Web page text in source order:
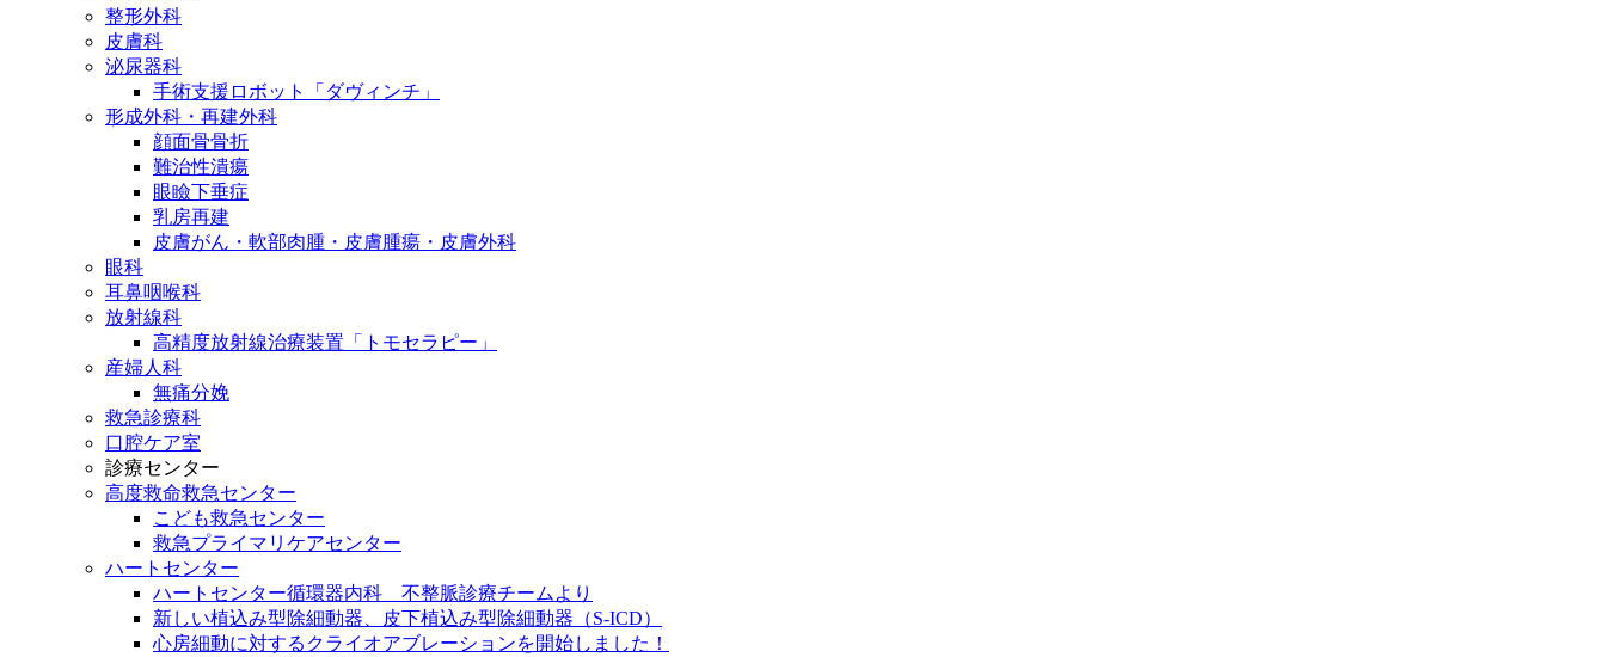
整形外科
皮膚科
泌尿器科
手術支援ロボット「ダヴィンチ」
形成外科・再建外科
顔面骨骨折
難治性潰瘍
眼瞼下垂症
乳房再建
皮膚がん・軟部肉腫・皮膚腫瘍・皮膚外科
眼科
耳鼻咽喉科
放射線科
高精度放射線治療装置「トモセラピー」
産婦人科
無痛分娩
救急診療科
口腔ケア室
診療センター
高度救命救急センター
こども救急センター
救急プライマリケアセンター
ハートセンター
ハートセンター循環器内科 不整脈診療チームより
新しい植込み型除細動器、皮下植込み型除細動器（S-ICD）
心房細動に対するクライオアブレーションを開始しました！